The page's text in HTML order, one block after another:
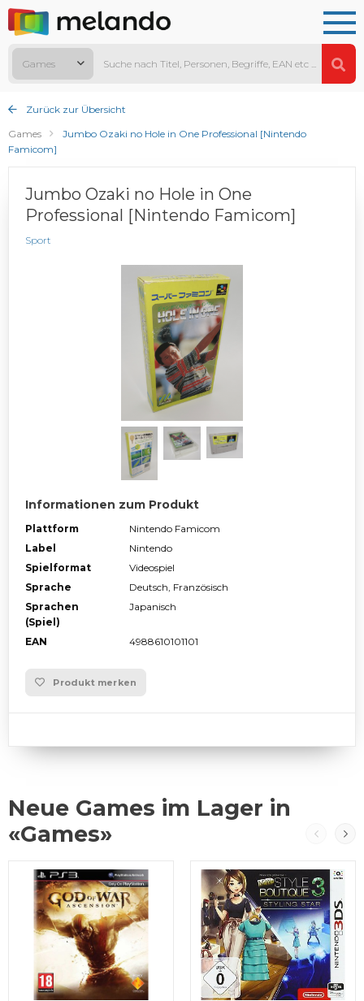
Games
Zurück zur Übersicht
Games
Jumbo Ozaki no Hole in One Professional [Nintendo
Famicom]
Jumbo Ozaki no Hole in One
Professional [Nintendo Famicom]
Sport
Informationen zum Produkt
Plattform
Nintendo Famicom
Label
Nintendo
Spielformat
Videospiel
Sprache
Deutsch, Französisch
Sprachen
(Spiel)
Japanisch
EAN 4988610101101
Produkt merken
Neue Games im Lager in
«Games»